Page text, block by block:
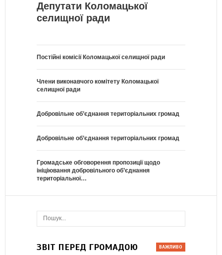
Депутати Коломацької
селищної ради
Постійні комісії Коломацької селищної ради
Члени виконавчого комітету Коломацької
селищної ради
Добровільне об’єднання територіальних громад
Добровільне об’єднання територіальних громад
Громадське обговорення пропозиції щодо
ініціювання добровільного об’єднання
територіальної…
ЗВІТ ПЕРЕД ГРОМАДОЮ